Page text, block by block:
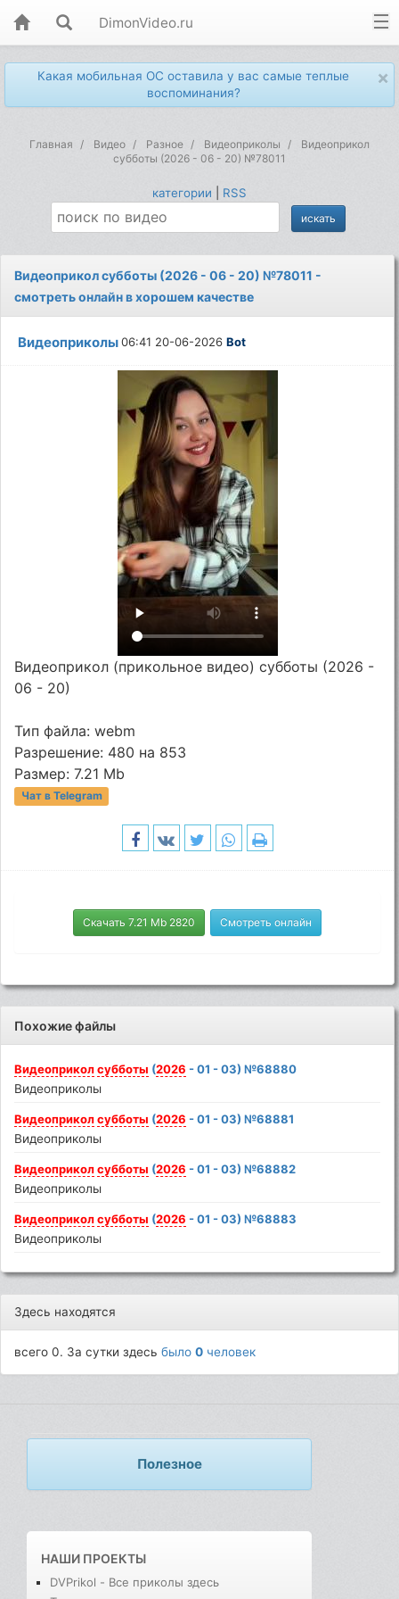
DimonVideo.ru
×
Какая мобильная ОС оставила у вас самые теплые
воспоминания?
Главная Видео Разное Видеоприколы
Видеоприкол
субботы (2026 - 06 - 20) №78011
категории RSS
Видеоприкол субботы (2026 - 06 - 20) №78011 -
смотреть онлайн в хорошем качестве
Видеоприколы06:41 20-06-2026Bot
Видеоприкол (прикольное видео) субботы (2026 -
06 - 20)
Тип файла: webm
Разрешение: 480 на 853
Размер: 7.21 Mb
Чат в Telegram
Скачать 7.21 Mb 2820 Смотреть онлайн
Похожие файлы
Видеоприкол субботы (2026 - 01 - 03) №68880
Видеоприколы
Видеоприкол субботы (2026 - 01 - 03) №68881
Видеоприколы
Видеоприкол субботы (2026 - 01 - 03) №68882
Видеоприколы
Видеоприкол субботы (2026 - 01 - 03) №68883
Видеоприколы
Здесь находятся
всего 0. За сутки здесьбыло0 человек
Полезное
НАШИ ПРОЕКТЫ
DVPrikol - Все приколы здесь